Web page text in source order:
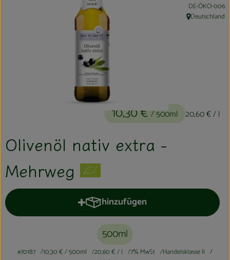
Aktionen & Neues
So geht´s
Olivenöl nativ extra -
Mehrweg
10,30 €/ 500ml 20,60 €/ l
, Kontrollstelle:
DE-ÖKO-006
, Herkunft:
Deutschland
hinzufügen
Produkt zum Warenkorb
500ml
#70187 10,30 €/ 500ml 20,60 €/ l 7% MwSt
Handelsklasse II